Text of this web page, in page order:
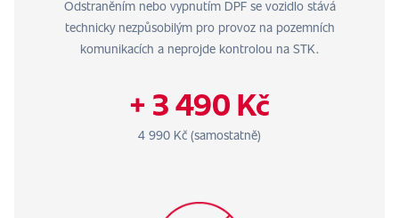
Odstraněním nebo vypnutím DPF se vozidlo stává
technicky nezpůsobilým pro provoz na pozemních
komunikacích a neprojde kontrolou na STK.
+ 3 490 Kč
4 990 Kč (samostatně)